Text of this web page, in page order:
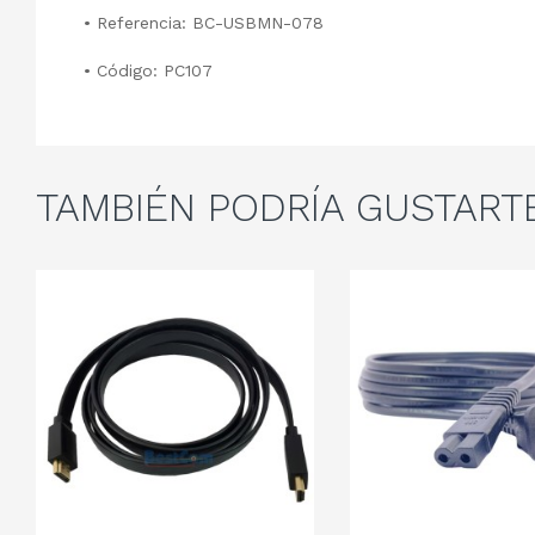
• Referencia: BC-USBMN-078
• Código: PC107
TAMBIÉN PODRÍA